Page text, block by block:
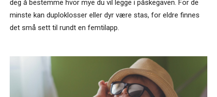
deg å bestemme hvor mye du vil legge i påskegaven. For de
minste kan duploklosser eller dyr være stas, for eldre finnes
det små sett til rundt en femtilapp.